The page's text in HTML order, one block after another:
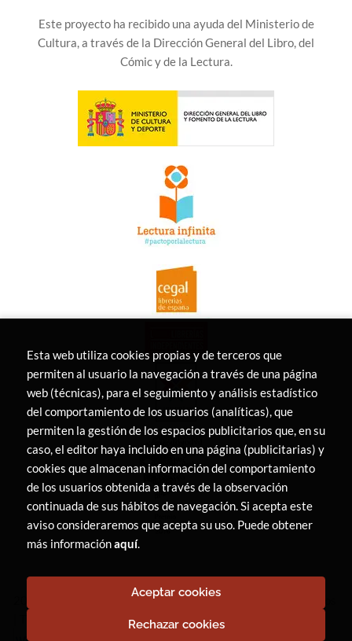
Este proyecto ha recibido una ayuda del Ministerio de
Cultura, a través de la Dirección General del Libro, del
Cómic y de la Lectura.
LIBRERÍA CANAIMA. Todos los Derechos Reservados
Esta web utiliza cookies propias y de terceros que
permiten al usuario la navegación a través de una página
web (técnicas), para el seguimiento y análisis estadístico
del comportamiento de los usuarios (analíticas), que
permiten la gestión de los espacios publicitarios que, en su
caso, el editor haya incluido en una página (publicitarias) y
cookies que almacenan información del comportamiento
de los usuarios obtenida a través de la observación
continuada de sus hábitos de navegación. Si acepta este
aviso consideraremos que acepta su uso. Puede obtener
más informaciónaquí.
Rechazar cookies
Aceptar cookies